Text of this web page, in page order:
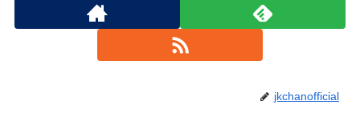
jkchanofficial